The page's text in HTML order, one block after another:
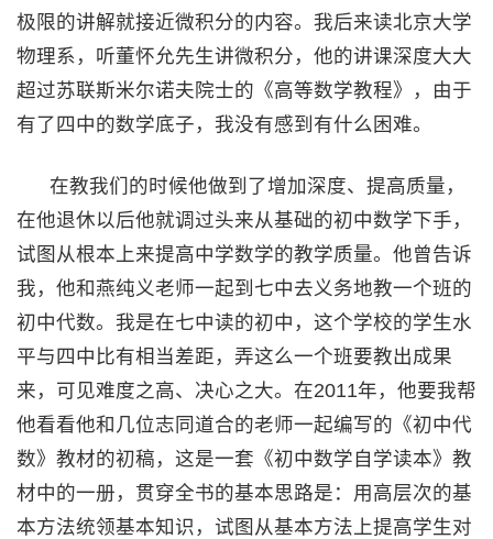
极限的讲解就接近微积分的内容。我后来读北京大学
物理系，听董怀允先生讲微积分，他的讲课深度大大
超过苏联斯米尔诺夫院士的《高等数学教程》，由于
有了四中的数学底子，我没有感到有什么困难。
在教我们的时候他做到了增加深度、提高质量，
在他退休以后他就调过头来从基础的初中数学下手，
试图从根本上来提高中学数学的教学质量。他曾告诉
我，他和燕纯义老师一起到七中去义务地教一个班的
初中代数。我是在七中读的初中，这个学校的学生水
平与四中比有相当差距，弄这么一个班要教出成果
来，可见难度之高、决心之大。在2011年，他要我帮
他看看他和几位志同道合的老师一起编写的《初中代
数》教材的初稿，这是一套《初中数学自学读本》教
材中的一册，贯穿全书的基本思路是：用高层次的基
本方法统领基本知识，试图从基本方法上提高学生对